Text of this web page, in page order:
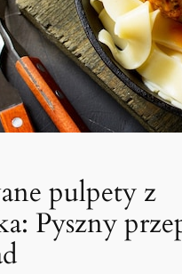
pulpety z
Pyszny